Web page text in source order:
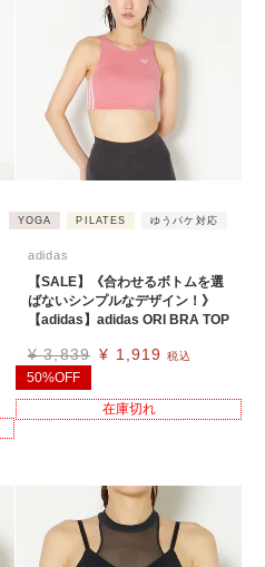
YOGA PILATES ゆうパケ対応
adidas
【SALE】《合わせるボトムを選
ばないシンプルなデザイン！》
【adidas】adidas ORI BRA TOP
¥ 3,839 ¥ 1,919 税込
50%OFF
在庫切れ